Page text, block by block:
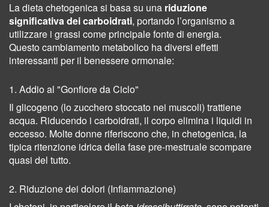
La dieta chetogenica si basa su una riduzione
significativa dei carboidrati, portando l’organismo a
utilizzare i grassi come principale fonte di energia.
Questo cambiamento metabolico ha diversi effetti
interessanti per il benessere ormonale:
1. Addio al "Gonfiore da Ciclo"
Il glicogeno (lo zucchero stoccato nei muscoli) trattiene
acqua. Riducendo i carboidrati, il corpo elimina i liquidi in
eccesso. Molte donne riferiscono che, in chetogenica, la
tipica ritenzione idrica della fase pre-mestruale scompare
quasi del tutto.
2. Riduzione dei dolori (Infiammazione)